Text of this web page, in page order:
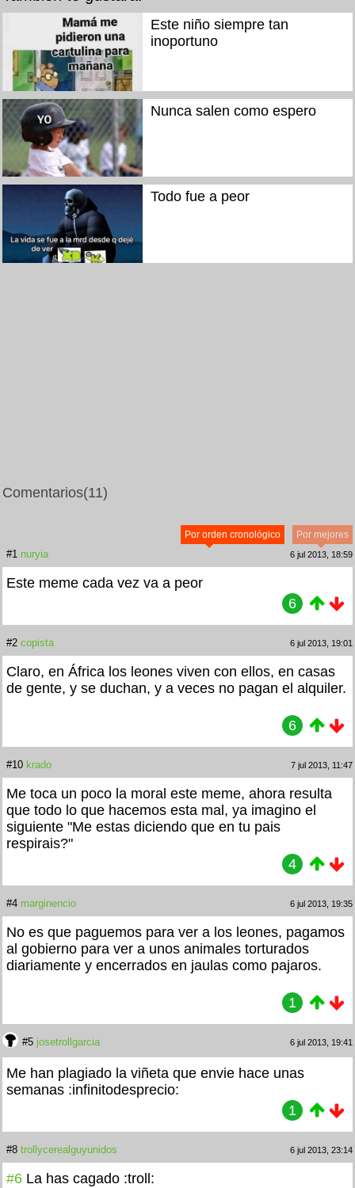
Este niño siempre tan
inoportuno
Nunca salen como espero
Todo fue a peor
Comentarios(11)
Por mejores
Por orden cronológico
#1 nuryia 6 jul 2013, 18:59
Este meme cada vez va a peor
6
#2 copista 6 jul 2013, 19:01
Claro, en África los leones viven con ellos, en casas
de gente, y se duchan, y a veces no pagan el alquiler.
6
#10 krado 7 jul 2013, 11:47
Me toca un poco la moral este meme, ahora resulta
que todo lo que hacemos esta mal, ya imagino el
siguiente "Me estas diciendo que en tu pais
respirais?"
4
#4 marginencio 6 jul 2013, 19:35
No es que paguemos para ver a los leones, pagamos
al gobierno para ver a unos animales torturados
diariamente y encerrados en jaulas como pajaros.
1
#5 josetrollgarcia 6 jul 2013, 19:41
Me han plagiado la viñeta que envie hace unas
semanas :infinitodesprecio:
1
#8 trollycerealguyunidos 6 jul 2013, 23:14
#6 La has cagado :troll: